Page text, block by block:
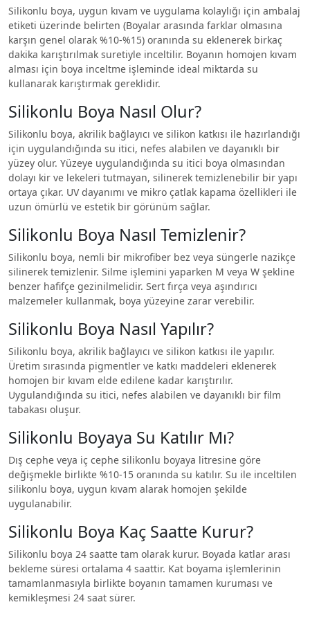
Silikonlu boya, uygun kıvam ve uygulama kolaylığı için ambalaj
etiketi üzerinde belirten (Boyalar arasında farklar olmasına
karşın genel olarak %10-%15) oranında su eklenerek birkaç
dakika karıştırılmak suretiyle inceltilir. Boyanın homojen kıvam
alması için boya inceltme işleminde ideal miktarda su
kullanarak karıştırmak gereklidir.
Silikonlu Boya Nasıl Olur?
Silikonlu boya, akrilik bağlayıcı ve silikon katkısı ile hazırlandığı
için uygulandığında su itici, nefes alabilen ve dayanıklı bir
yüzey olur. Yüzeye uygulandığında su itici boya olmasından
dolayı kir ve lekeleri tutmayan, silinerek temizlenebilir bir yapı
ortaya çıkar. UV dayanımı ve mikro çatlak kapama özellikleri ile
uzun ömürlü ve estetik bir görünüm sağlar.
Silikonlu Boya Nasıl Temizlenir?
Silikonlu boya, nemli bir mikrofiber bez veya süngerle nazikçe
silinerek temizlenir. Silme işlemini yaparken M veya W şekline
benzer hafifçe gezinilmelidir. Sert fırça veya aşındırıcı
malzemeler kullanmak, boya yüzeyine zarar verebilir.
Silikonlu Boya Nasıl Yapılır?
Silikonlu boya, akrilik bağlayıcı ve silikon katkısı ile yapılır.
Üretim sırasında pigmentler ve katkı maddeleri eklenerek
homojen bir kıvam elde edilene kadar karıştırılır.
Uygulandığında su itici, nefes alabilen ve dayanıklı bir film
tabakası oluşur.
Silikonlu Boyaya Su Katılır Mı?
Dış cephe veya iç cephe silikonlu boyaya litresine göre
değişmekle birlikte %10-15 oranında su katılır. Su ile inceltilen
silikonlu boya, uygun kıvam alarak homojen şekilde
uygulanabilir.
Silikonlu Boya Kaç Saatte Kurur?
Silikonlu boya 24 saatte tam olarak kurur. Boyada katlar arası
bekleme süresi ortalama 4 saattir. Kat boyama işlemlerinin
tamamlanmasıyla birlikte boyanın tamamen kuruması ve
kemikleşmesi 24 saat sürer.